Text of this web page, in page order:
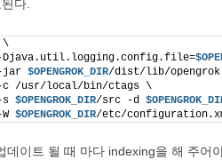
다.
\
Djava.util.logging.config.file=
jar
$OPENGROK_DIR/dist/lib/
c /usr/local/bin/ctags \
s
$OPENGROK_DIR/src -d
W
$OPENGROK_DIR/etc/
데이트 될 때 마다 indexing을 해 주어